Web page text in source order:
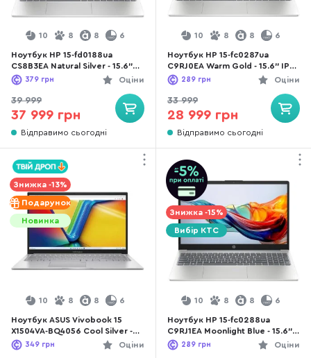
10 8 8 6
Ноутбук HP 15-fd0188ua
CS8B3EA Natural Silver - 15.6"
IPS 60 Гц / Intel Core 5 / 120U /
DDR5 24 ГБ / PCI-E SSD 512 ГБ /
Intel Graphics
Оціни
379 грн
39 999
37 999 грн
Відправимо сьогодні
10 8 8 6
Ноутбук HP 15-fc0287ua
C9RJ0EA Warm Gold - 15.6" IPS
60 Гц / AMD Ryzen 3 / 5425U /
DDR4 16 ГБ / PCI-E SSD 512 ГБ /
Radeon Graphics
Оціни
289 грн
33 999
28 999 грн
Відправимо сьогодні
Знижка -13%
Подарунок
Новинка
10 8 8 6
Ноутбук ASUS Vivobook 15
X1504VA-BQ4056 Cool Silver -
15.6" IPS 60 Гц / Intel Core 5 /
120U / DDR5 16 ГБ / PCI-E SSD
Оціни
349 грн
Знижка -15%
Вибір КТС
10 8 8 6
Ноутбук HP 15-fc0288ua
C9RJ1EA Moonlight Blue - 15.6"
IPS 60 Гц / AMD Ryzen 3 /
5425U / DDR4 16 ГБ / PCI-E SSD
Оціни
289 грн